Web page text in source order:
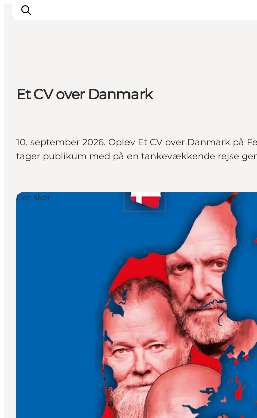
Det sker
Spis, drik og shop
Find vej
Sov godt
Et CV over Danmark
10. september 2026. Oplev Et CV over Danmark
tager publikum med på en tankevækkende rejse
Det sker